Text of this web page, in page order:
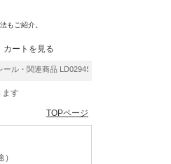
もご紹介。
カートを見る
・関連商品 LD0294ST | 商品紹介 | 照明器具
す
TOPページ